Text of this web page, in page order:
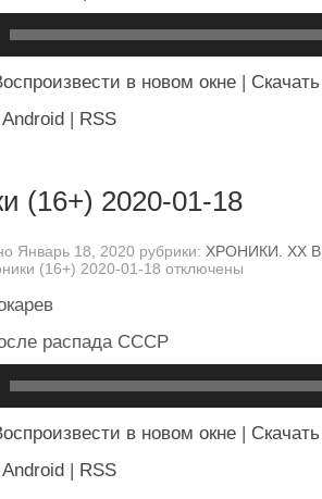
в новом окне | Скачать
Android | RSS
(16+) 2020-01-18
Январь 18, 2020 рубрики: ХРОНИКИ. ХХ
(16+) 2020-01-18 отключены
распада СССР
в новом окне | Скачать
Android | RSS